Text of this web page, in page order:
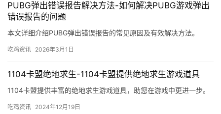
PUBG弹出错误报告解决方法-如何解决PUBG游戏弹出
错误报告的问题
本文详细介绍PUBG弹出错误报告的常见原因及有效解决方法。
吃鸡资讯 2026年3月1日
1104卡盟绝地求生-1104卡盟提供绝地求生游戏道具
1104卡盟提供丰富的绝地求生游戏道具，助您在游戏中更进一步。
吃鸡资讯 2024年12月19日